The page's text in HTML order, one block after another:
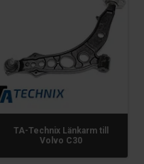
TA-Technix Länkarm till
Volvo C30